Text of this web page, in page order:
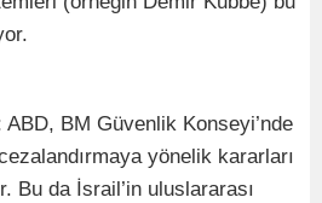
BM Güvenlik Konseyi’nde
yönelik kararları
Bu da İsrail’in uluslararası